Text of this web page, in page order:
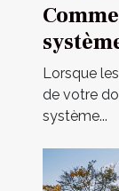
votre
Lorsque
de votre
système...